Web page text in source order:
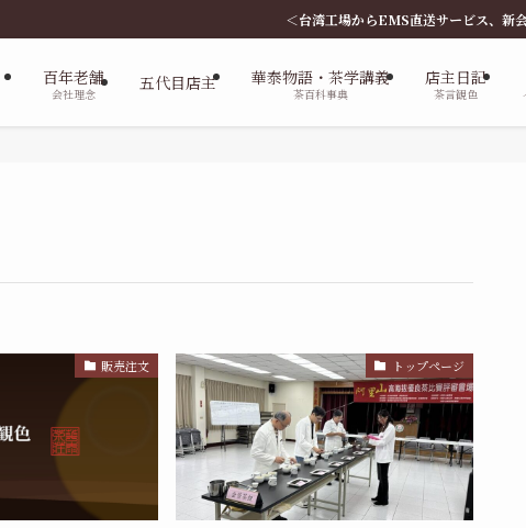
＜台湾工場からEMS直送サービス、新会員特典、台湾
百年老舗
会社理念
五代目店主 華泰物語・茶学講義
茶百科事典
店主日記
茶言観色
販売注文 トップページ